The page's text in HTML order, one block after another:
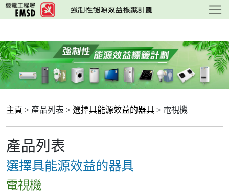
跳
至
要
內
容
主頁 > 產品列表 > 選擇具能源效益的器具 > 電視機
產品列表
選擇具能源效益的器具
電視機